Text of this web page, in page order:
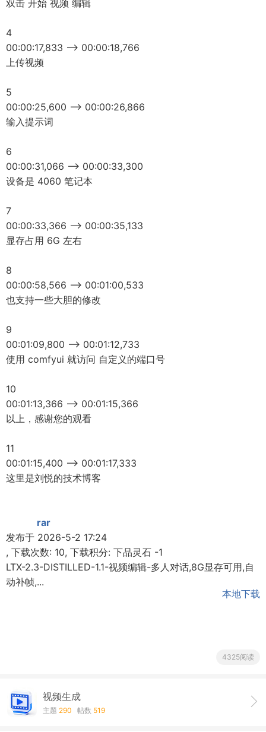
双击 开始 视频 编辑
4
00:00:17,833 --> 00:00:18,766
上传视频
5
00:00:25,600 --> 00:00:26,866
输入提示词
6
00:00:31,066 --> 00:00:33,300
设备是 4060 笔记本
7
00:00:33,366 --> 00:00:35,133
显存占用 6G 左右
8
00:00:58,566 --> 00:01:00,533
也支持一些大胆的修改
9
00:01:09,800 --> 00:01:12,733
使用 comfyui 就访问 自定义的端口号
10
00:01:13,366 --> 00:01:15,366
以上，感谢您的观看
11
00:01:15,400 --> 00:01:17,333
这里是刘悦的技术博客
rar
发布于 2026-5-2 17:24
, 下载次数: 10, 下载积分: 下品灵石 -1
LTX-2.3-DISTILLED-1.1-视频编辑-多人对话,8G显存可用,自
动补帧,...
本地下载
4325阅读
视频生成
主题 290 帖数 519